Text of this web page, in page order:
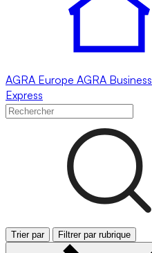
AGRA Europe AGRA Business
Express
Trier par Filtrer par rubrique